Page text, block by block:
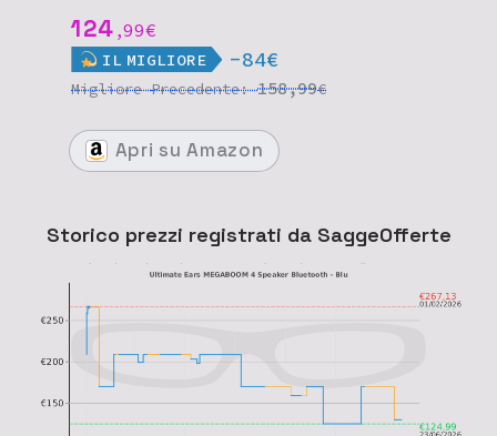
124 ,99€
IL MIGLIORE -84€
MigliorePrecedente:158,99€
Apri su Amazon
Storico prezzi registrati da SaggeOfferte